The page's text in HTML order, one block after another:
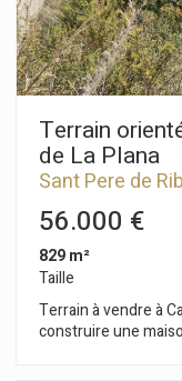
Terrain
de La Plana
Sant Pere de
56.000 €
829 m²
Taille
Terrain à vendre à
construire une maison